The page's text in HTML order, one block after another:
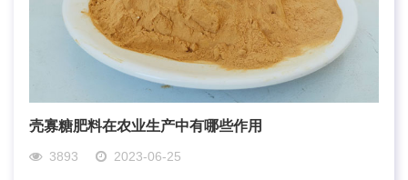
壳寡糖肥料在农业生产中有哪些作用
3893 2023-06-25